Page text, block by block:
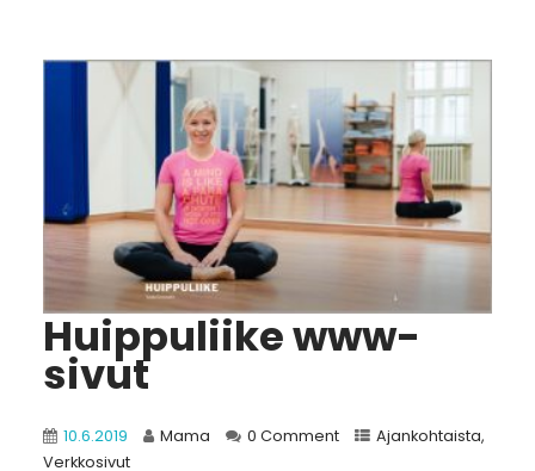
Huippuliike www-
sivut
10.6.2019 Mama 0 Comment Ajankohtaista,
Verkkosivut